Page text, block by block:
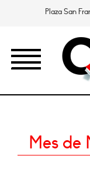
Plaza San
Mes de